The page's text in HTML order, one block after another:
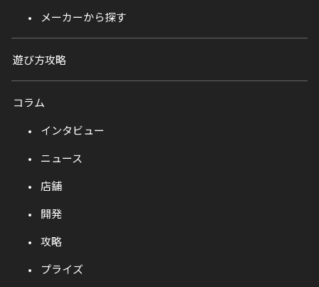
メーカーから探す
遊び方攻略
コラム
インタビュー
ニュース
店舗
開発
攻略
プライズ